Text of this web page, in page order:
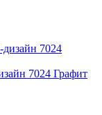
7024 Графит